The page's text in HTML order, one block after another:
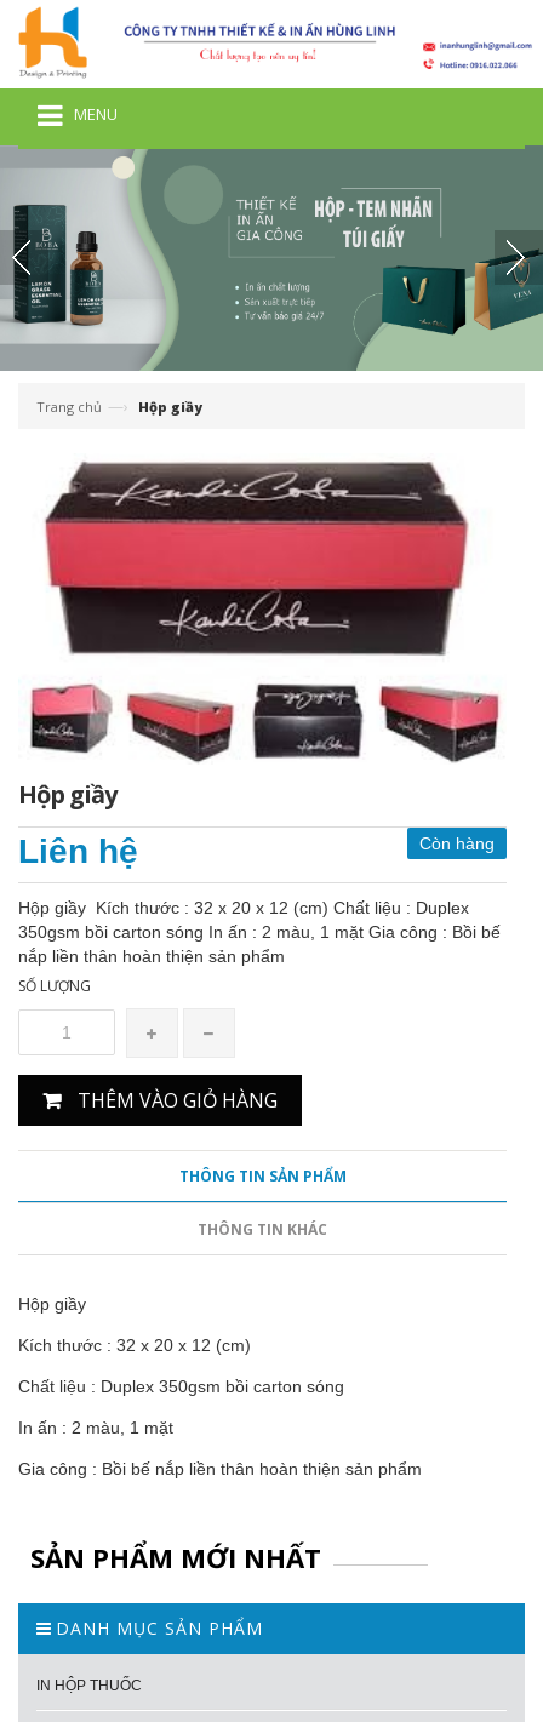
MENU
Trang chủ —› Hộp giầy
Hộp giầy
Còn hàng
Liên hệ
Hộp giầy Kích thước : 32 x 20 x 12 (cm) Chất liệu : Duplex
350gsm bồi carton sóng In ấn : 2 màu, 1 mặt Gia công : Bồi bế
nắp liền thân hoàn thiện sản phẩm
SỐ LƯỢNG
THÊM VÀO GIỎ HÀNG
THÔNG TIN SẢN PHẨM
THÔNG TIN KHÁC
Hộp giầy
Kích thước : 32 x 20 x 12 (cm)
Chất liệu : Duplex 350gsm bồi carton sóng
In ấn : 2 màu, 1 mặt
Gia công : Bồi bế nắp liền thân hoàn thiện sản phẩm
SẢN PHẨM MỚI NHẤT
DANH MỤC SẢN PHẨM
IN HỘP THUỐC